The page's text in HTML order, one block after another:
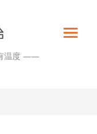
温度 ——